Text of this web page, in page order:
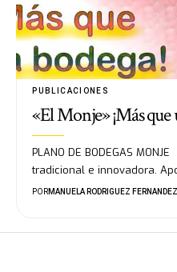
PUBLICACIONES
«El Monje» ¡Más
PLANO DE BODEGAS
tradicional e innovadora.
PORMANUELA RODRIGUEZ FERNANDEZ